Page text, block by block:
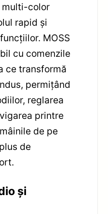
color
rapid și
MOSS
cu comenzile
ce transformă
permițând
reglarea
printre
de pe
de
și